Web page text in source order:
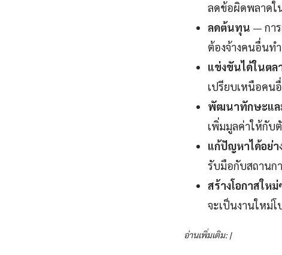
ลดข้อผิดพลาดใ
ลดต้นทุน — กา
ต้องจ้างคนอื่นทำ
แข่งขันได้ในตล
เปรียบเหนือคน
พัฒนาทักษะแล
เพิ่มมูลค่าให้กับ
แก้ปัญหาได้อย่า
รับมือกับสถานก
สร้างโอกาสใหม่
จะเป็นงานใหม่โ
อ่านเพิ่มเติม: |